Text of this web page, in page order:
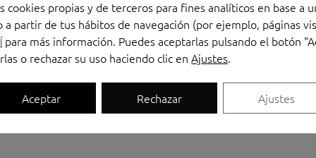
cookies propias y de terceros para fines analíticos en base a
a partir de tus hábitos de navegación (por ejemplo, páginas
para más información. Puedes aceptarlas pulsando el botón
o rechazar su uso haciendo clic enAjustes.
Aceptar Rechazar Ajustes